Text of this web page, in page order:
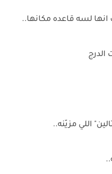
انها لسه قاعده مكانها..
الدرج
اللي مزيّنه..